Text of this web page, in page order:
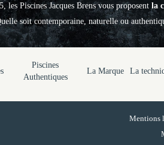
les Piscines Jacques Brens vous proposentla
soit contemporaine, naturelle ou
Piscines
Authentiques
La Marque La
Mentions